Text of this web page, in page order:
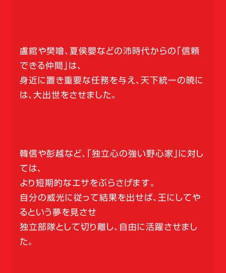
盧綰や樊噲、夏侯嬰などの沛時代からの「信頼
できる仲間」は、
身近に置き重要な任務を与え、天下統一の暁に
は、大出世をさせました。
韓信や彭越など、「独立心の強い野心家」に対し
ては、
より短期的なエサをぶらさげます。
自分の威光に従って結果を出せば、王にしてや
るという夢を見させ
独立部隊として切り離し、自由に活躍させまし
た。